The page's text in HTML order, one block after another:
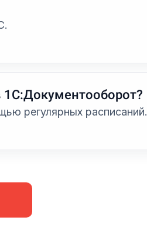
1С:Документооборот?
регулярных расписаний.